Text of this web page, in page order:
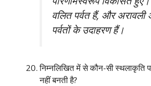
वलित पर्वत हैं, और अरावली
पर्वतों के उदाहरण हैं।
निम्नलिखित में से कौन-सी स्थलाकृति
नहीं बनती है?